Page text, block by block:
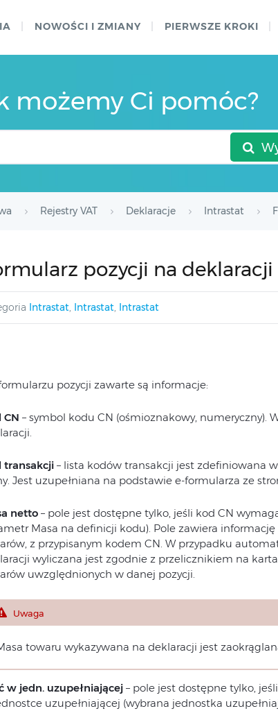
NOWOŚCI I ZMIANY PIERWSZE KROKI
możemy Ci pomóc?
Rejestry VAT Deklaracje Intrastat
pozycji na deklaracji
Intrastat, Intrastat, Intrastat
pozycji zawarte są informacje:
CN – symbol kodu CN (ośmioznakowy, numeryczny).
transakcji– lista kodów transakcji jest zdefiniowana
Jest uzupełniana na podstawie e-formularza ze
netto– pole jest dostępne tylko, jeśli kod CN
Masa na definicji kodu). Pole zawiera
z przypisanym kodem CN. W przypadku
wyliczana jest zgodnie z przelicznikiem na
uwzględnionych w danej pozycji.
Uwaga
towaru wykazywana na deklaracji jest
w jedn. uzupełniającej– pole jest dostępne tylko,
uzupełniającej (wybrana jednostka